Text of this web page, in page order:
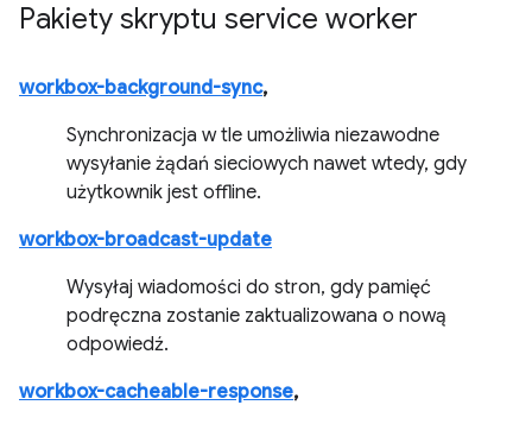
Pakiety skryptu service worker
workbox-background-sync,
Synchronizacja w tle umożliwia niezawodne
wysyłanie żądań sieciowych nawet wtedy, gdy
użytkownik jest offline.
workbox-broadcast-update
Wysyłaj wiadomości do stron, gdy pamięć
podręczna zostanie zaktualizowana o nową
odpowiedź.
workbox-cacheable-response,